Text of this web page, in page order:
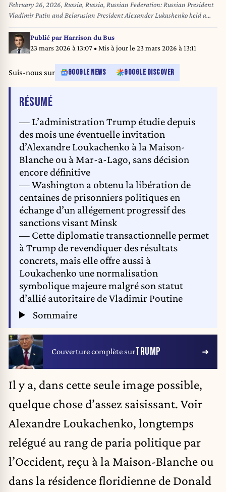
February 26, 2026, Russia, Russia, Russian Federation: Russian President
Vladimir Putin and Belarusian President Alexander Lukashenko held a
meeting of the Supreme State Council at the Grand Kremlin Palace in
Russia, February 26, 2026 (Credit Image: © Russian Foreign Ministry'S
Offic/APA Images via ZUMA Press Wire)
Publié parHarrison du Bus
23 mars 2026 à 13:07• Mis à jour le 23 mars 2026 à 13:11
Suis-nous sur GOOGLE NEWS GOOGLE DISCOVER
RÉSUMÉDE L'ARTICLE
— L’administration Trump étudie depuis
des mois une éventuelle invitation
d’Alexandre Loukachenko à la Maison-
Blanche ou à Mar-a-Lago, sans décision
encore définitive
— Washington a obtenu la libération de
centaines de prisonniers politiques en
échange d’un allégement progressif des
sanctions visant Minsk
— Cette diplomatie transactionnelle permet
à Trump de revendiquer des résultats
concrets, mais elle offre aussi à
Loukachenko une normalisation
symbolique majeure malgré son statut
d’allié autoritaire de Vladimir Poutine
Sommaire
Couverture complète surTRUMP
Il y a, dans cette seule image possible,
quelque chose d’assez saisissant. Voir
Alexandre Loukachenko, longtemps
relégué au rang de paria politique par
l’Occident, reçu à la Maison-Blanche ou
dans la résidence floridienne de Donald